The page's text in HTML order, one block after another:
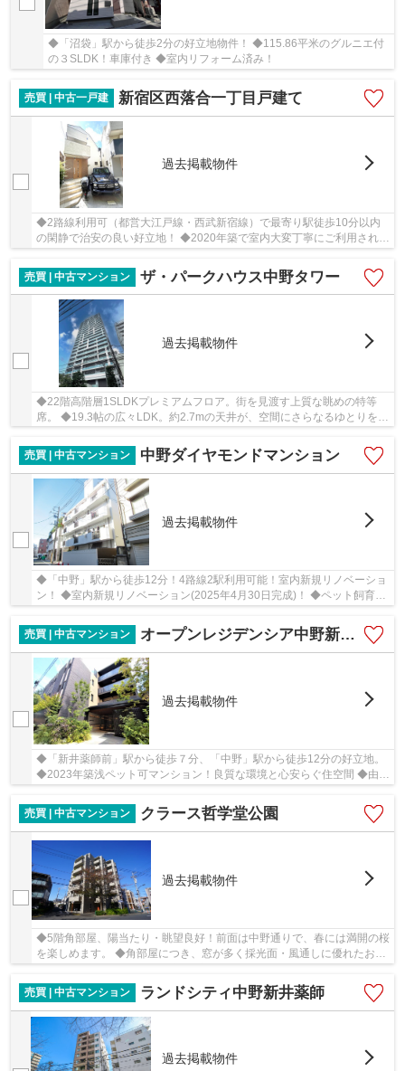
◆「沼袋」駅から徒歩2分の好立地物件！ ◆115.86平米のグルニエ付
の３SLDK！車庫付き ◆室内リフォーム済み！
売買 | 中古一戸建 新宿区西落合一丁目戸建て
過去掲載物件
◆2路線利用可（都営大江戸線・西武新宿線）で最寄り駅徒歩10分以内
の閑静で治安の良い好立地！ ◆2020年築で室内大変丁寧にご利用されて
おります。3階建ての延床面積110㎡越えのため収...
売買 | 中古マンション
ザ・パークハウス中野タワー
過去掲載物件
◆22階高階層1SLDKプレミアムフロア。街を見渡す上質な眺めの特等
席。 ◆19.3帖の広々LDK。約2.7mの天井が、空間にさらなるゆとりを。
売買 | 中古マンション
中野ダイヤモンドマンション
過去掲載物件
◆「中野」駅から徒歩12分！4路線2駅利用可能！室内新規リノベーショ
ン！ ◆室内新規リノベーション(2025年4月30日完成)！ ◆ペット飼育可
売買 | 中古マンション
オープンレジデンシア中野新井コート
過去掲載物件
◆「新井薬師前」駅から徒歩７分、「中野」駅から徒歩12分の好立地。
◆2023年築浅ペット可マンション！良質な環境と心安らぐ住空間 ◆由緒
売買 | 中古マンション
クラース哲学堂公園
過去掲載物件
◆5階角部屋、陽当たり・眺望良好！前面は中野通りで、春には満開の桜
を楽しめます。 ◆角部屋につき、窓が多く採光面・風通しに優れたお部
売買 | 中古マンション
ランドシティ中野新井薬師
過去掲載物件